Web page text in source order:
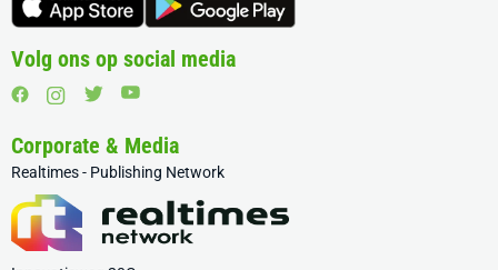
Volg ons op social media
Corporate & Media
Realtimes - Publishing Network